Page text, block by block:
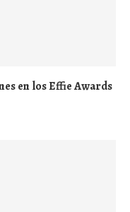
en los Effie Awards